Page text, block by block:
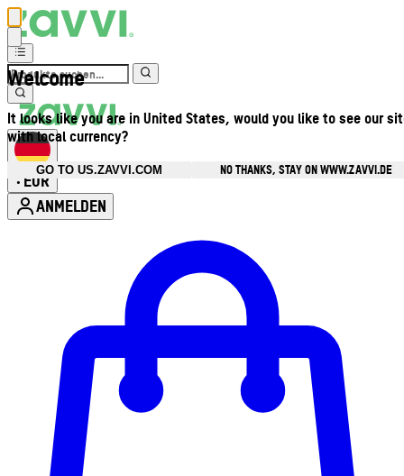
Welcome
It looks like you are in United States, would you like to see our
with local currency?
GO TO US.ZAVVI.COM
NO THANKS, STAY ON WWW.ZAVVI.DE
• EUR
ANMELDEN